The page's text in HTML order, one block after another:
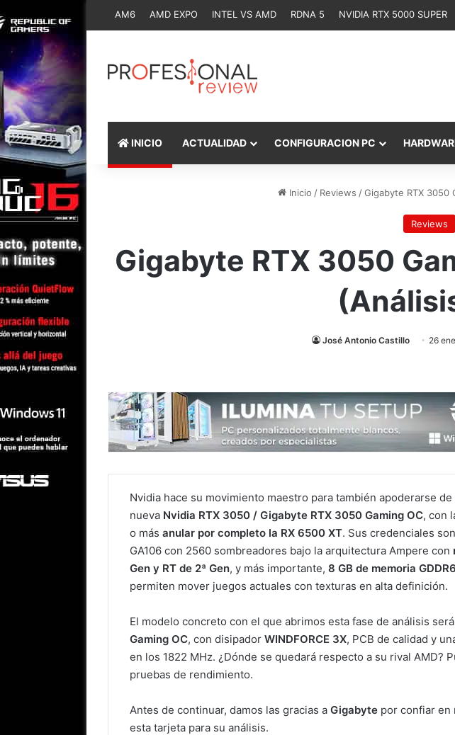
AM6 AMD EXPO INTEL VS AMD RDNA 5 NVIDIA RTX 5000 SUPER
INICIO ACTUALIDAD CONFIGURACION PC
Inicio / Reviews / Gigabyte RTX 3050
Reviews
Gigabyte RTX 3050
José Antonio Castillo 26
Nvidia hace su movimiento maestro para también apoderarse de
nueva Nvidia RTX 3050 / Gigabyte RTX 3050 Gaming OC, con
o más anular por completo la RX 6500 XT. Sus credenciales
GA106 con 2560 sombreadores bajo la arquitectura Ampere con
Gen y RT de 2ª Gen, y más importante, 8 GB de memoria GDDR6
permiten mover juegos actuales con texturas en alta definición.
El modelo concreto con el que abrimos esta fase de análisis será
Gaming OC, con disipador WINDFORCE 3X, PCB de calidad y
en los 1822 MHz. ¿Dónde se quedará respecto a su rival AMD?
pruebas de rendimiento.
Antes de continuar, damos las gracias a Gigabyte por confiar en
esta tarjeta para su análisis.